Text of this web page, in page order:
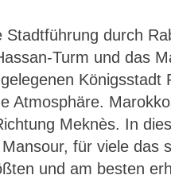
durch
Turm und das
Königsstadt
Atmosphäre.
Meknès. In
für viele das
und am besten